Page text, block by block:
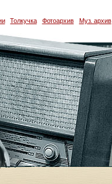
Толкучка Фотоархив Муз. архив